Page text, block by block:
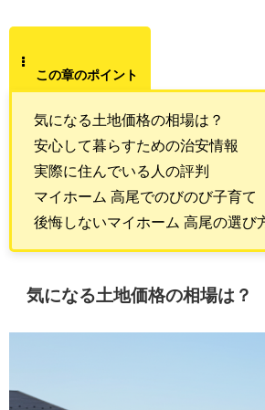
この章のポイント
気になる土地価格の相場は？
安心して暮らすための治安情報
実際に住んでいる人の評判
マイホーム 高尾でのびのび子育て
後悔しないマイホーム 高尾の選び
気になる土地価格の相場は？